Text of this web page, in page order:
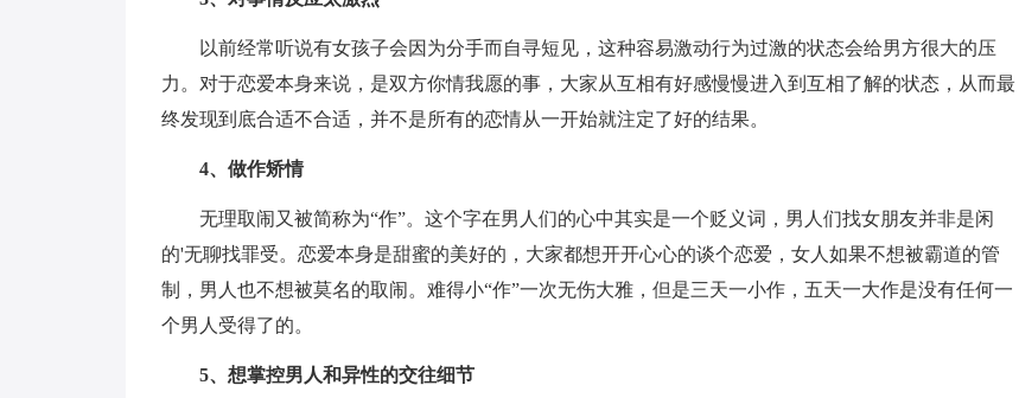
以前经常听说有女孩子会因为分手而自寻短见，这种容易激动行为过激的状态会给男方很大的压
力。对于恋爱本身来说，是双方你情我愿的事，大家从互相有好感慢慢进入到互相了解的状态，从而最
终发现到底合适不合适，并不是所有的恋情从一开始就注定了好的结果。
4、做作矫情
无理取闹又被简称为“作”。这个字在男人们的心中其实是一个贬义词，男人们找女朋友并非是闲
的'无聊找罪受。恋爱本身是甜蜜的美好的，大家都想开开心心的谈个恋爱，女人如果不想被霸道的管
制，男人也不想被莫名的取闹。难得小“作”一次无伤大雅，但是三天一小作，五天一大作是没有任何一
个男人受得了的。
5、想掌控男人和异性的交往细节